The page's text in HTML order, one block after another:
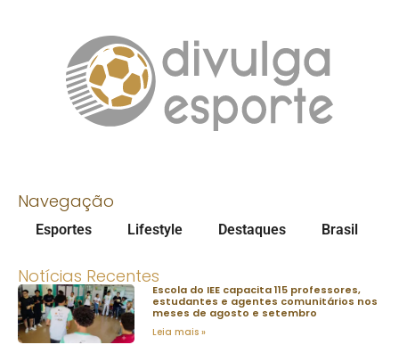
Navegação
Esportes Lifestyle Destaques Brasil
Notícias Recentes
Escola do IEE capacita 115 professores,
estudantes e agentes comunitários nos
meses de agosto e setembro
Leia mais »